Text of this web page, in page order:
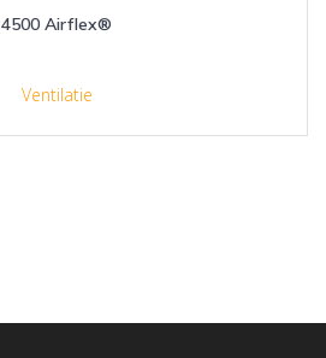
4500 Airflex®
Ventilatie